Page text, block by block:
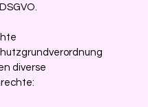
diverse